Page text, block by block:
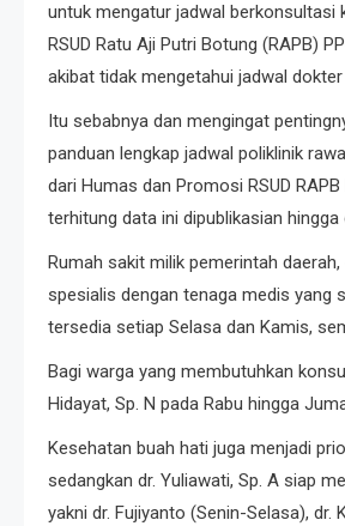
untuk mengatur jadwal berkonsultasi
RSUD Ratu Aji Putri Botung (RAPB)
akibat tidak mengetahui jadwal
Itu sebabnya dan mengingat
panduan lengkap jadwal poliklinik
dari Humas dan Promosi RSUD
terhitung data ini dipublikasian
Rumah sakit milik pemerintah
spesialis dengan tenaga medis yang
tersedia setiap Selasa dan Kamis,
Bagi warga yang membutuhkan
Hidayat, Sp. N pada Rabu hingga
Kesehatan buah hati juga menjadi
sedangkan dr. Yuliawati, Sp. A siap
yakni dr. Fujiyanto (Senin-Selasa),